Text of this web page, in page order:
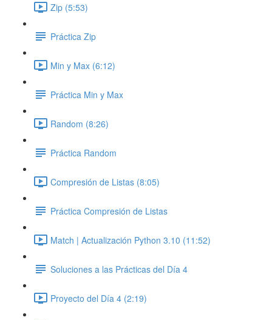
Zip (5:53)
Práctica Zip
Min y Max (6:12)
Práctica Min y Max
Random (8:26)
Práctica Random
Compresión de Listas (8:05)
Práctica Compresión de Listas
Match | Actualización Python 3.10 (11:52)
Soluciones a las Prácticas del Día 4
Proyecto del Día 4 (2:19)